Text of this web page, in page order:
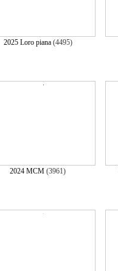
2025 Loro piana(4495)
2024 MCM (3961)